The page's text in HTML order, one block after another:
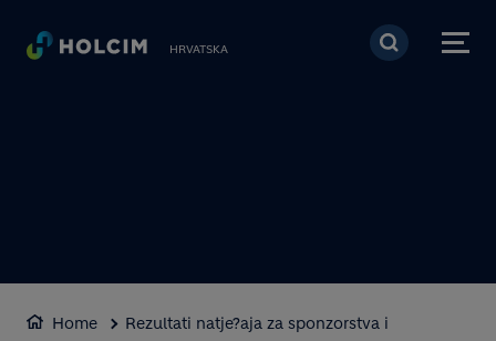
Skoči na glavni sadržaj
HRVATSKA
Home
Rezultati natje?aja za sponzorstva i